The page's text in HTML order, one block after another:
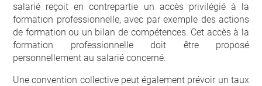
salarié reçoit en contrepartie un accès privilégié à la
formation professionnelle, avec par exemple des actions
de formation ou un bilan de compétences. Cet accès à la
formation professionnelle doit être proposé
personnellement au salarié concerné.
Une convention collective peut également prévoir un taux